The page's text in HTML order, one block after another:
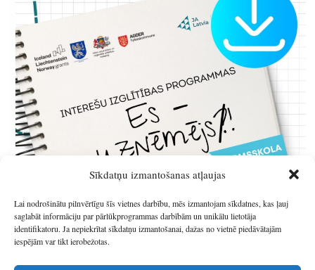
Sīkdatņu izmantošanas atļaujas
Lai nodrošinātu pilnvērtīgu šīs vietnes darbību, mēs izmantojam sīkdatnes, kas ļauj
saglabāt informāciju par pārlūkprogrammas darbībām un unikālu lietotāja
identifikatoru. Ja nepiekrītat sīkdatņu izmantošanai, dažas no vietnē piedāvātajām
iespējām var tikt ierobežotas.